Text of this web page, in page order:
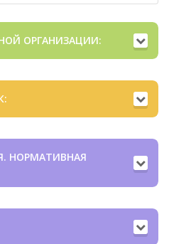
ОРГАНИЗАЦИИ:
НОРМАТИВНАЯ